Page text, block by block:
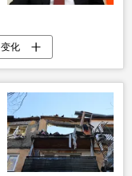
变化